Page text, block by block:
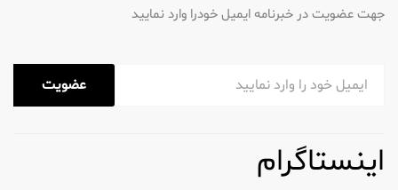
جهت عضویت در خبرنامه ایمیل خودرا وارد نمایید
عضویت
اینستاگرام